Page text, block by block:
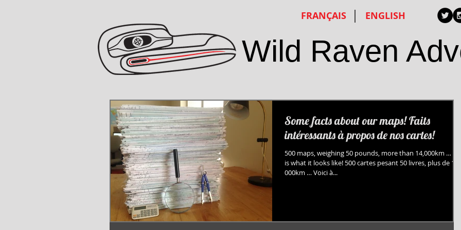
FRANÇAIS ENGLISH
Wild Raven
Some facts about our maps! Faits
intéressants à propos de nos cartes!
500 maps, weighing 50 pounds, more than 14,000km …
is what it looks like! 500 cartes pesant 50 livres, plus de 14
000km … Voici à...